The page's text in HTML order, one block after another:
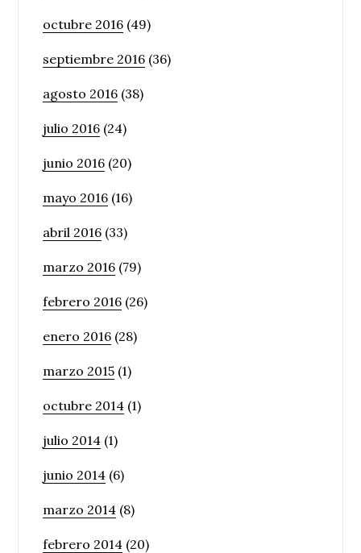
octubre 2016 (49)
septiembre 2016 (36)
agosto 2016 (38)
julio 2016 (24)
junio 2016 (20)
mayo 2016 (16)
abril 2016 (33)
marzo 2016 (79)
febrero 2016 (26)
enero 2016 (28)
marzo 2015 (1)
octubre 2014 (1)
julio 2014 (1)
junio 2014 (6)
marzo 2014 (8)
febrero 2014 (20)